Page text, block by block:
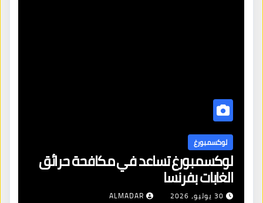
لوكسمبورغ
لوكسمبورغ تساعد في مكافحة حرائق
الغابات بفرنسا
30 يوليو، 2026 ALMADAR